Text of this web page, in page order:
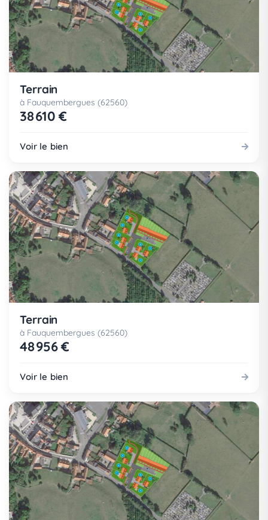
Terrain
à Fauquembergues (62560)
38 610 €
Voir le bien
Terrain
à Fauquembergues (62560)
48 956 €
Voir le bien